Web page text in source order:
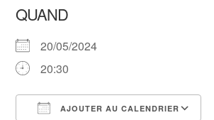
QUAND
20/05/2024
20:30
AJOUTER AU CALENDRIER